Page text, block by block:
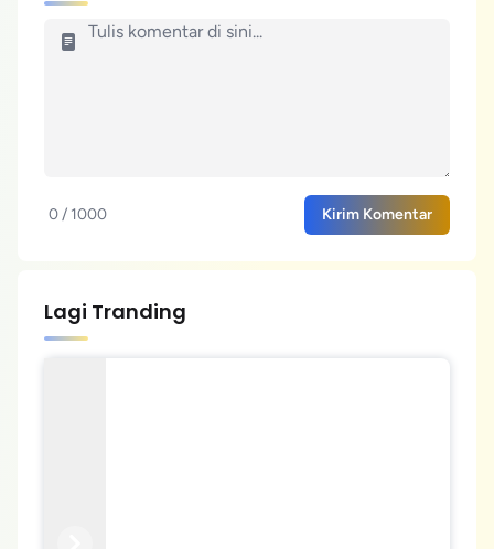
0 / 1000 Kirim Komentar
Lagi Tranding